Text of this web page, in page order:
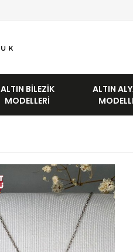
ALTIN BILEZIK
MODELLERI
ALTIN